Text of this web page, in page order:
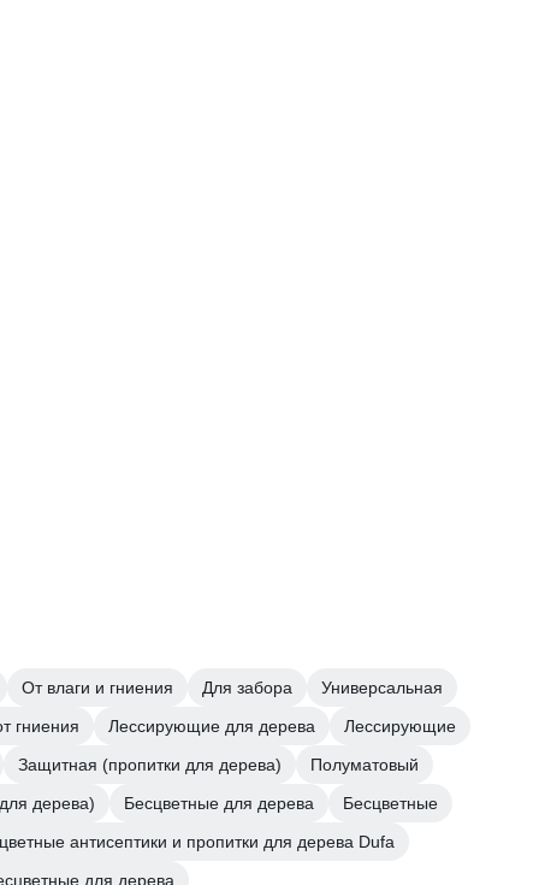
От влаги и гниения Для забора
Универсальная
гниения Лессирующие для дерева
Лессирующие
Защитная (пропитки для дерева)
Полуматовый
дерева) Бесцветные для дерева
Бесцветные
антисептики и пропитки для дерева Dufa
для дерева